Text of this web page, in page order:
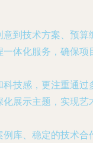
意到技术方案、预算
体化服务，确保项
科技感，更注重通过
展示主题，实现艺
例库、稳定的技术合